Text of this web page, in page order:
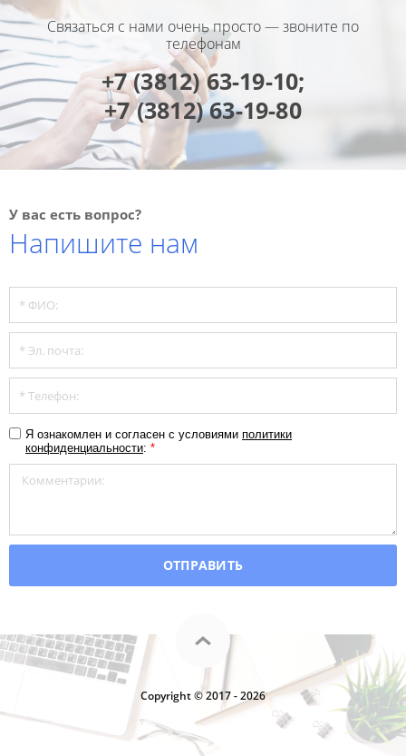
Связаться с нами очень просто — звоните по
телефонам
+7 (3812) 63-19-10;
+7 (3812) 63-19-80
У вас есть вопрос?
Напишите нам
Я ознакомлен и согласен с условиями политики
конфиденциальности: *
ОТПРАВИТЬ
Copyright © 2017 - 2026